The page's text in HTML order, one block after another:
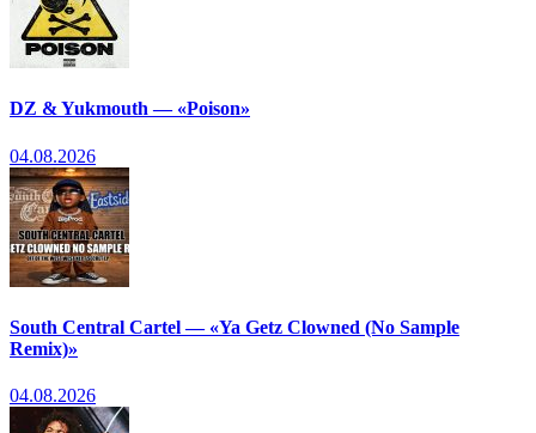
DZ & Yukmouth — «Poison»
04.08.2026
South Central Cartel — «Ya Getz Clowned (No Sample
Remix)»
04.08.2026